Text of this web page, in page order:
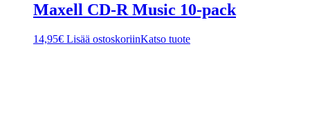
Maxell CD-R Music 10-pack
14,95€ Lisää ostoskoriinKatso tuote